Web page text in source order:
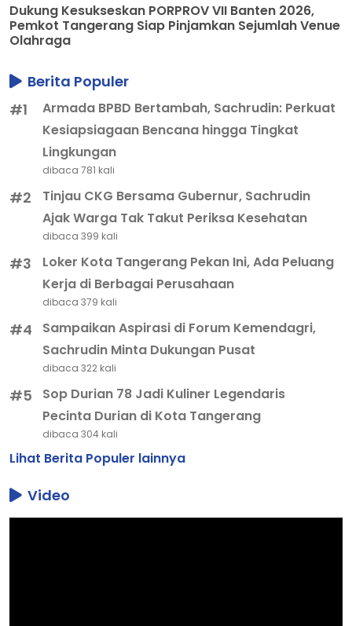
Dukung Kesukseskan PORPROV VII Banten 2026,
Pemkot Tangerang Siap Pinjamkan Sejumlah Venue
Olahraga
Berita Populer
#1
Armada BPBD Bertambah, Sachrudin: Perkuat
Kesiapsiagaan Bencana hingga Tingkat
Lingkungan
dibaca 781 kali
#2
Tinjau CKG Bersama Gubernur, Sachrudin
Ajak Warga Tak Takut Periksa Kesehatan
dibaca 399 kali
#3
Loker Kota Tangerang Pekan Ini, Ada Peluang
Kerja di Berbagai Perusahaan
dibaca 379 kali
#4
Sampaikan Aspirasi di Forum Kemendagri,
Sachrudin Minta Dukungan Pusat
dibaca 322 kali
#5
Sop Durian 78 Jadi Kuliner Legendaris
Pecinta Durian di Kota Tangerang
dibaca 304 kali
Lihat Berita Populer lainnya
Video